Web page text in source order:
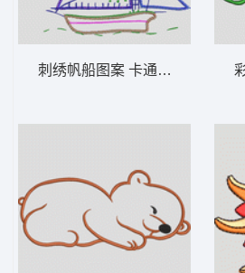
刺绣帆船图案 卡通童装章标贴布